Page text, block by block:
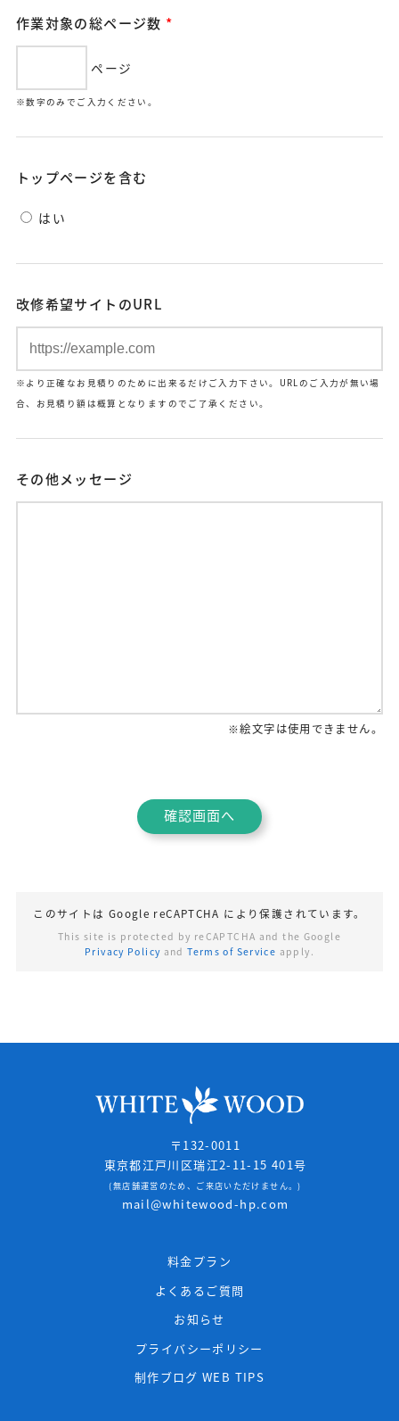
作業対象の総ページ数 *
ページ
※数字のみでご入力ください。
トップページを含む
はい
改修希望サイトのURL
※より正確なお見積りのために出来るだけご入力下さい。URLのご入力が無い場
合、お見積り額は概算となりますのでご了承ください。
その他メッセージ
※絵文字は使用できません。
このサイトは Google reCAPTCHA により保護されています。
This site is protected by reCAPTCHA and the Google
Privacy Policy andTerms of Service apply.
〒132-0011
東京都江戸川区瑞江2-11-15 401号
(無店舗運営のため、ご来店いただけません。)
mail@whitewood-hp.com
料金プラン
よくあるご質問
お知らせ
プライバシーポリシー
制作ブログ WEB TIPS